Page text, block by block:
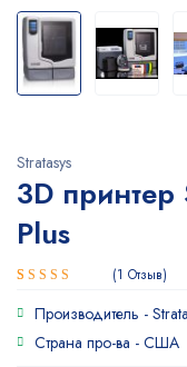
Stratasys
3D принтер
Plus
5.00из 5
на основе
опроса
1 Отзыв
Производитель -
Страна про-ва - США